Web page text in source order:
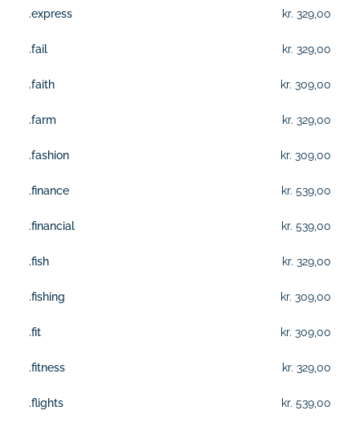
kr. 329,00
.express
kr. 329,00
.fail
kr. 309,00
.faith
kr. 329,00
.farm
kr. 309,00
.fashion
kr. 539,00
.finance
kr. 539,00
.financial
kr. 329,00
.fish
kr. 309,00
.fishing
kr. 309,00
.fit
kr. 329,00
.fitness
kr. 539,00
.flights